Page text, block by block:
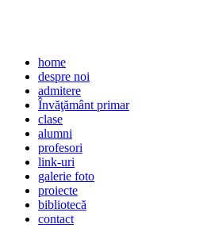
home
despre noi
admitere
Învăţământ primar
clase
alumni
profesori
link-uri
galerie foto
proiecte
bibliotecă
contact